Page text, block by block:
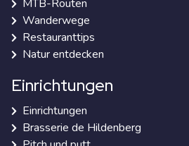
MTB-Routen
Wanderwege
Restauranttips
Natur entdecken
Einrichtungen
Einrichtungen
Brasserie de Hildenberg